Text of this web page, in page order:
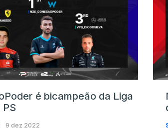
é bicampeão da Liga
9 dez 2022